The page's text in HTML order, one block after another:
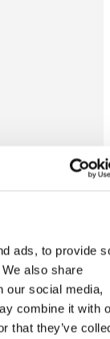
ads, to provide
also share
our social media,
combine it with
that they’ve
Fullwood